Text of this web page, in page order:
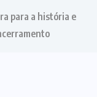
para a história e